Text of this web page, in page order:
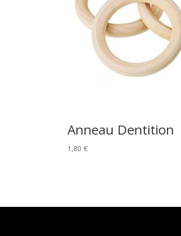
Anneau Dentition
1,80€